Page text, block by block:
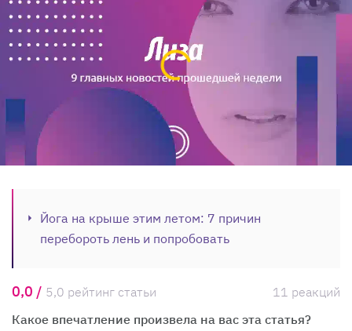
Йога на крыше этим летом: 7 причин
перебороть лень и попробовать
0,0 / 5,0 рейтинг статьи
11 реакций
Какое впечатление произвела на вас эта статья?